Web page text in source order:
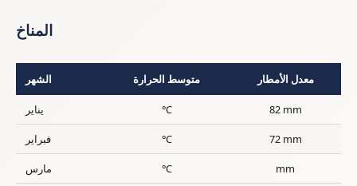
المناخ
الشهر متوسط الحرارة معدل الأمطار
يناير °C 82 mm
فبراير °C 72 mm
مارس °C mm